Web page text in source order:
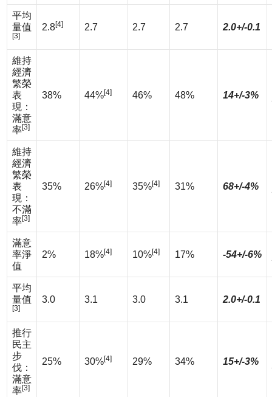
平均
量值
[3]
2.8[4] 2.7 2.7 2.7 2.0+/-0.1
維持
經濟
繁榮
表
現：
滿意
率[3]
38% 44%[4] 46% 48% 14+/-3%
維持
經濟
繁榮
表
現：
不滿
率[3]
35% 26%[4] 35%[4] 31% 68+/-4%
滿意
率淨
值
2% 18%[4] 10%[4] 17% -54+/-6%
平均
量值
[3]
3.0 3.1 3.0 3.1 2.0+/-0.1
推行
民主
步
伐：
滿意
率[3]
25% 30%[4] 29% 34% 15+/-3%